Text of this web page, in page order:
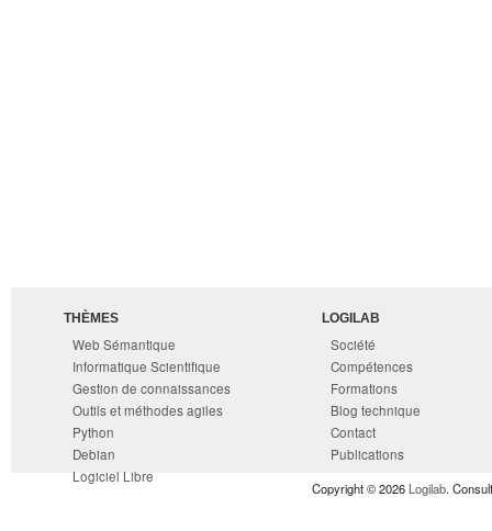
THÈMES
Web Sémantique
Informatique Scientifique
Gestion de connaissances
Outils et méthodes agiles
Python
Debian
Logiciel Libre
LOGILAB
Société
Compétences
Formations
Blog technique
Contact
Publications
Copyright © 2026 Logilab.